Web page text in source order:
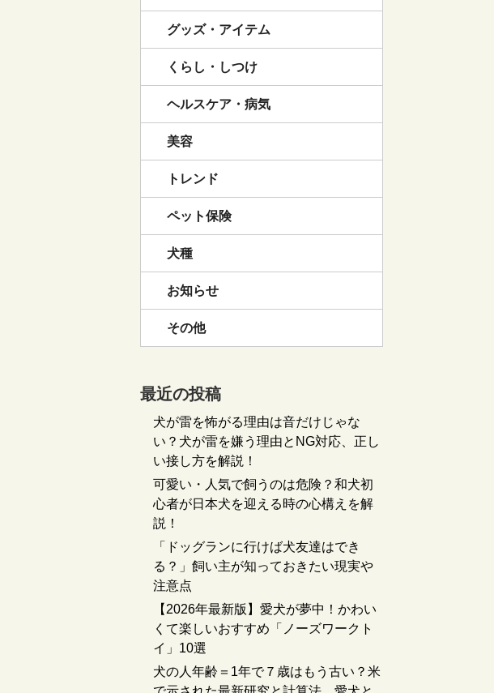
グッズ・アイテム
くらし・しつけ
ヘルスケア・病気
美容
トレンド
ペット保険
犬種
お知らせ
その他
最近の投稿
犬が雷を怖がる理由は音だけじゃな
い？犬が雷を嫌う理由とNG対応、正し
い接し方を解説！
可愛い・人気で飼うのは危険？和犬初
心者が日本犬を迎える時の心構えを解
説！
「ドッグランに行けば犬友達はでき
る？」飼い主が知っておきたい現実や
注意点
【2026年最新版】愛犬が夢中！かわい
くて楽しいおすすめ「ノーズワークト
イ」10選
犬の人年齢＝1年で７歳はもう古い？米